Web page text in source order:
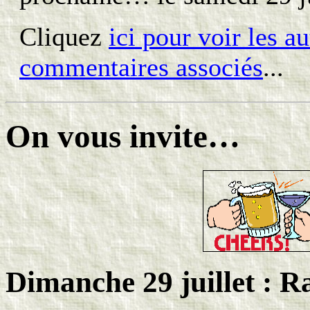
Cliquezici pour voir les
commentaires associés...
On vous invite…
Dimanche 29 juillet :